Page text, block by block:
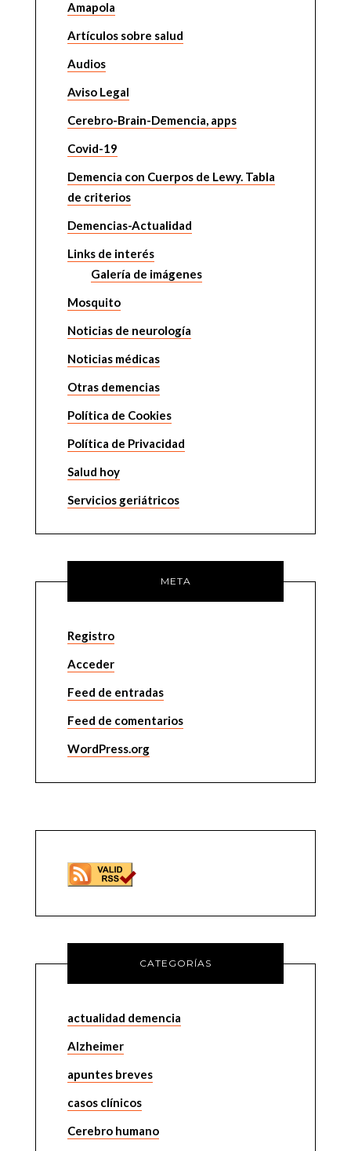
Amapola
Artículos sobre salud
Audios
Aviso Legal
Cerebro-Brain-Demencia, apps
Covid-19
Demencia con Cuerpos de Lewy. Tabla
de criterios
Demencias-Actualidad
Links de interés
Galería de imágenes
Mosquito
Noticias de neurología
Noticias médicas
Otras demencias
Política de Cookies
Política de Privacidad
Salud hoy
Servicios geriátricos
META
Registro
Acceder
Feed de entradas
Feed de comentarios
WordPress.org
CATEGORÍAS
actualidad demencia
Alzheimer
apuntes breves
casos clínicos
Cerebro humano